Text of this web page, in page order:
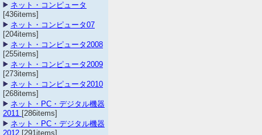
ネット・コンピュータ
[436items]
ネット・コンピュータ07
[204items]
ネット・コンピュータ2008
[255items]
ネット・コンピュータ2009
[273items]
ネット・コンピュータ2010
[268items]
ネット・PC・デジタル機器
2011 [286items]
ネット・PC・デジタル機器
2012 [291items]